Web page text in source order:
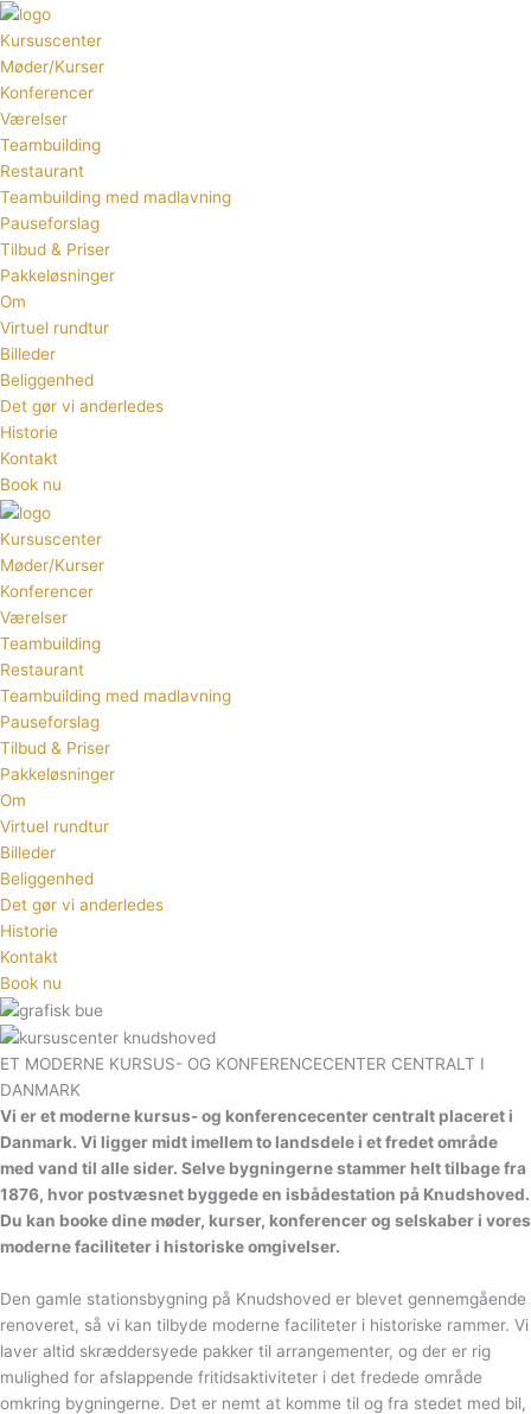
Gå
til
indholdet
Kursuscenter
Møder/Kurser
Konferencer
Værelser
Teambuilding
Restaurant
Teambuilding med madlavning
Pauseforslag
Tilbud & Priser
Pakkeløsninger
Om
Virtuel rundtur
Billeder
Beliggenhed
Det gør vi anderledes
Historie
Kontakt
Book nu
Kursuscenter
Møder/Kurser
Konferencer
Værelser
Teambuilding
Restaurant
Teambuilding med madlavning
Pauseforslag
Tilbud & Priser
Pakkeløsninger
Om
Virtuel rundtur
Billeder
Beliggenhed
Det gør vi anderledes
Historie
Kontakt
Book nu
ET MODERNE KURSUS- OG KONFERENCECENTER CENTRALT I
DANMARK
Vi er et moderne kursus- og konferencecenter centralt placeret i
Danmark. Vi ligger midt imellem to landsdele i et fredet område
med vand til alle sider. Selve bygningerne stammer helt tilbage fra
1876, hvor postvæsnet byggede en isbådestation på Knudshoved.
Du kan booke dine møder, kurser, konferencer og selskaber i vores
moderne faciliteter i historiske omgivelser.
Den gamle stationsbygning på Knudshoved er blevet gennemgående
renoveret, så vi kan tilbyde moderne faciliteter i historiske rammer. Vi
laver altid skræddersyede pakker til arrangementer, og der er rig
mulighed for afslappende fritidsaktiviteter i det fredede område
omkring bygningerne. Det er nemt at komme til og fra stedet med bil,